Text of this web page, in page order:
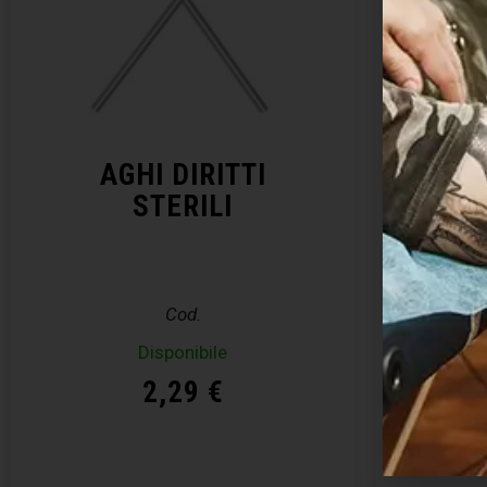
AGHI DIRITTI
STERILI
Cod.
Disponibile
2,29 €
KIT
–